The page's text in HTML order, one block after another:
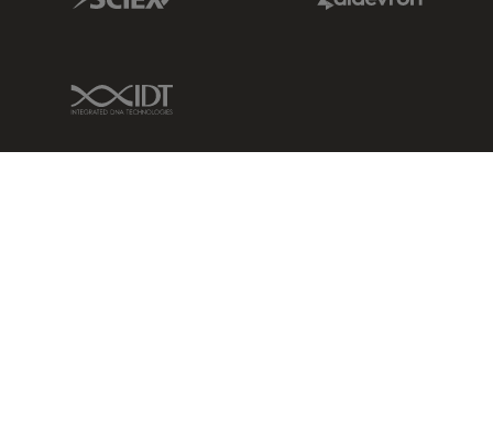
IDT Link